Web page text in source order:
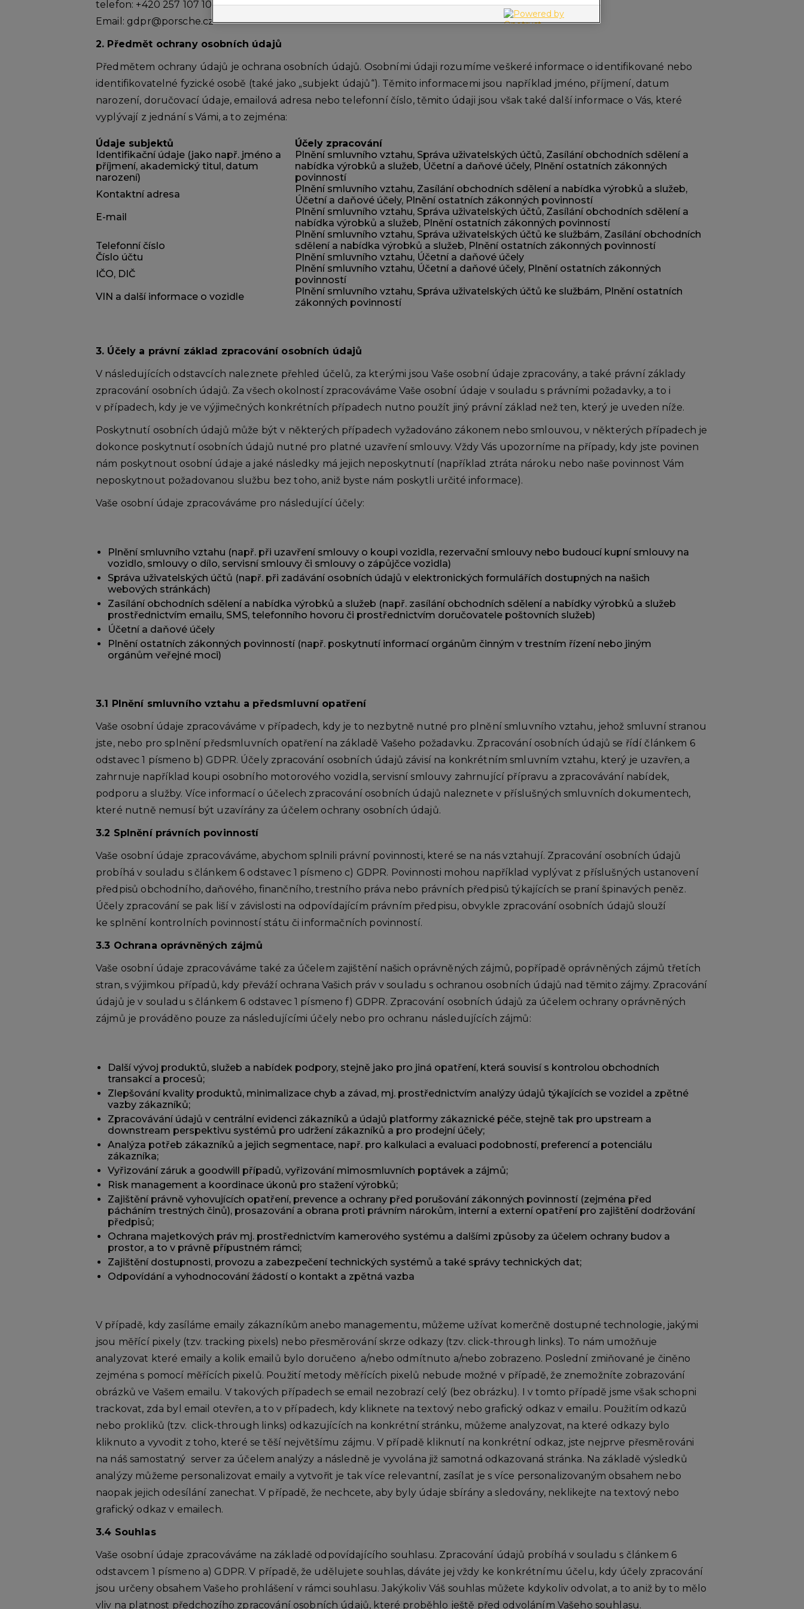
telefon: +420 257 107 107
Email: gdpr@porsche.cz
2. Předmět ochrany osobních údajů
Předmětem ochrany údajů je ochrana osobních údajů. Osobními údaji rozumíme veškeré informace o identifikované nebo
identifikovatelné fyzické osobě (také jako „subjekt údajů“). Těmito informacemi jsou například jméno, příjmení, datum
narození, doručovací údaje, emailová adresa nebo telefonní číslo, těmito údaji jsou však také další informace o Vás, které
vyplývají z jednání s Vámi, a to zejména:
Údaje subjektů
Účely zpracování
Identifikační údaje (jako např. jméno a
příjmení, akademický titul, datum
narození)
Plnění smluvního vztahu, Správa uživatelských účtů, Zasílání obchodních sdělení a
nabídka výrobků a služeb, Účetní a daňové účely, Plnění ostatních zákonných
povinností
Kontaktní adresa
Plnění smluvního vztahu, Zasílání obchodních sdělení a nabídka výrobků a služeb,
Účetní a daňové účely, Plnění ostatních zákonných povinností
E-mail
Plnění smluvního vztahu, Správa uživatelských účtů, Zasílání obchodních sdělení a
nabídka výrobků a služeb, Plnění ostatních zákonných povinností
Telefonní číslo
Plnění smluvního vztahu, Správa uživatelských účtů ke službám, Zasílání obchodních
sdělení a nabídka výrobků a služeb, Plnění ostatních zákonných povinností
Číslo účtu
Plnění smluvního vztahu, Účetní a daňové účely
IČO, DIČ
Plnění smluvního vztahu, Účetní a daňové účely, Plnění ostatních zákonných
povinností
VIN a další informace o vozidle
Plnění smluvního vztahu, Správa uživatelských účtů ke službám, Plnění ostatních
zákonných povinností
3. Účely a právní základ zpracování osobních údajů
V následujících odstavcích naleznete přehled účelů, za kterými jsou Vaše osobní údaje zpracovány, a také právní základy
zpracování osobních údajů. Za všech okolností zpracováváme Vaše osobní údaje v souladu s právními požadavky, a to i
v případech, kdy je ve výjimečných konkrétních případech nutno použít jiný právní základ než ten, který je uveden níže.
Poskytnutí osobních údajů může být v některých případech vyžadováno zákonem nebo smlouvou, v některých případech je
dokonce poskytnutí osobních údajů nutné pro platné uzavření smlouvy. Vždy Vás upozorníme na případy, kdy jste povinen
nám poskytnout osobní údaje a jaké následky má jejich neposkytnutí (například ztráta nároku nebo naše povinnost Vám
neposkytnout požadovanou službu bez toho, aniž byste nám poskytli určité informace).
Vaše osobní údaje zpracováváme pro následující účely:
Plnění smluvního vztahu (např. při uzavření smlouvy o koupi vozidla, rezervační smlouvy nebo budoucí kupní smlouvy na
vozidlo, smlouvy o dílo, servisní smlouvy či smlouvy o zápůjčce vozidla)
Správa uživatelských účtů (např. při zadávání osobních údajů v elektronických formulářích dostupných na našich
webových stránkách)
Zasílání obchodních sdělení a nabídka výrobků a služeb (např. zasílání obchodních sdělení a nabídky výrobků a služeb
prostřednictvím emailu, SMS, telefonního hovoru či prostřednictvím doručovatele poštovních služeb)
Účetní a daňové účely
Plnění ostatních zákonných povinností (např. poskytnutí informací orgánům činným v trestním řízení nebo jiným
orgánům veřejné moci)
3.1 Plnění smluvního vztahu a předsmluvní opatření
Vaše osobní údaje zpracováváme v případech, kdy je to nezbytně nutné pro plnění smluvního vztahu, jehož smluvní stranou
jste, nebo pro splnění předsmluvních opatření na základě Vašeho požadavku. Zpracování osobních údajů se řídí článkem 6
odstavec 1 písmeno b) GDPR. Účely zpracování osobních údajů závisí na konkrétním smluvním vztahu, který je uzavřen, a
zahrnuje například koupi osobního motorového vozidla, servisní smlouvy zahrnující přípravu a zpracovávání nabídek,
podporu a služby. Více informací o účelech zpracování osobních údajů naleznete v příslušných smluvních dokumentech,
které nutně nemusí být uzavírány za účelem ochrany osobních údajů.
3.2 Splnění právních povinností
Vaše osobní údaje zpracováváme, abychom splnili právní povinnosti, které se na nás vztahují. Zpracování osobních údajů
probíhá v souladu s článkem 6 odstavec 1 písmeno c) GDPR. Povinnosti mohou například vyplývat z příslušných ustanovení
předpisů obchodního, daňového, finančního, trestního práva nebo právních předpisů týkajících se praní špinavých peněz.
Účely zpracování se pak liší v závislosti na odpovídajícím právním předpisu, obvykle zpracování osobních údajů slouží
ke splnění kontrolních povinností státu či informačních povinností.
3.3 Ochrana oprávněných zájmů
Vaše osobní údaje zpracováváme také za účelem zajištění našich oprávněných zájmů, popřípadě oprávněných zájmů třetích
stran, s výjimkou případů, kdy převáží ochrana Vašich práv v souladu s ochranou osobních údajů nad těmito zájmy. Zpracování
údajů je v souladu s článkem 6 odstavec 1 písmeno f) GDPR. Zpracování osobních údajů za účelem ochrany oprávněných
zájmů je prováděno pouze za následujícími účely nebo pro ochranu následujících zájmů:
Další vývoj produktů, služeb a nabídek podpory, stejně jako pro jiná opatření, která souvisí s kontrolou obchodních
transakcí a procesů;
Zlepšování kvality produktů, minimalizace chyb a závad, mj. prostřednictvím analýzy údajů týkajících se vozidel a zpětné
vazby zákazníků;
Zpracovávání údajů v centrální evidenci zákazníků a údajů platformy zákaznické péče, stejně tak pro upstream a
downstream perspektivu systémů pro udržení zákazníků a pro prodejní účely;
Analýza potřeb zákazníků a jejich segmentace, např. pro kalkulaci a evaluaci podobností, preferencí a potenciálu
zákazníka;
Vyřizování záruk a goodwill případů, vyřizování mimosmluvních poptávek a zájmů;
Risk management a koordinace úkonů pro stažení výrobků;
Zajištění právně vyhovujících opatření, prevence a ochrany před porušování zákonných povinností (zejména před
pácháním trestných činů), prosazování a obrana proti právním nárokům, interní a externí opatření pro zajištění dodržování
předpisů;
Ochrana majetkových práv mj. prostřednictvím kamerového systému a dalšími způsoby za účelem ochrany budov a
prostor, a to v právně přípustném rámci;
Zajištění dostupnosti, provozu a zabezpečení technických systémů a také správy technických dat;
Odpovídání a vyhodnocování žádostí o kontakt a zpětná vazba
V případě, kdy zasíláme emaily zákazníkům anebo managementu, můžeme užívat komerčně dostupné technologie, jakými
jsou měřící pixely (tzv. tracking pixels) nebo přesměrování skrze odkazy (tzv. click-through links). To nám umožňuje
analyzovat které emaily a kolik emailů bylo doručeno a/nebo odmítnuto a/nebo zobrazeno. Poslední zmiňované je činěno
zejména s pomocí měřících pixelů. Použití metody měřících pixelů nebude možné v případě, že znemožníte zobrazování
obrázků ve Vašem emailu. V takových případech se email nezobrazí celý (bez obrázku). I v tomto případě jsme však schopni
trackovat, zda byl email otevřen, a to v případech, kdy kliknete na textový nebo grafický odkaz v emailu. Použitím odkazů
nebo prokliků (tzv. click-through links) odkazujících na konkrétní stránku, můžeme analyzovat, na které odkazy bylo
kliknuto a vyvodit z toho, které se těší největšímu zájmu. V případě kliknutí na konkrétní odkaz, jste nejprve přesměrováni
na náš samostatný server za účelem analýzy a následně je vyvolána již samotná odkazovaná stránka. Na základě výsledků
analýzy můžeme personalizovat emaily a vytvořit je tak více relevantní, zasílat je s více personalizovaným obsahem nebo
naopak jejich odesílání zanechat. V případě, že nechcete, aby byly údaje sbírány a sledovány, neklikejte na textový nebo
grafický odkaz v emailech.
3.4 Souhlas
Vaše osobní údaje zpracováváme na základě odpovídajícího souhlasu. Zpracování údajů probíhá v souladu s článkem 6
odstavcem 1 písmeno a) GDPR. V případě, že udělujete souhlas, dáváte jej vždy ke konkrétnímu účelu, kdy účely zpracování
jsou určeny obsahem Vašeho prohlášení v rámci souhlasu. Jakýkoliv Váš souhlas můžete kdykoliv odvolat, a to aniž by to mělo
vliv na platnost předchozího zpracování osobních údajů, které proběhlo ještě před odvoláním Vašeho souhlasu.